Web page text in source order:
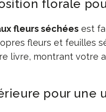
florale
fleurs séchées est
fleurs et feuilles
livre, montrant votre
pour une